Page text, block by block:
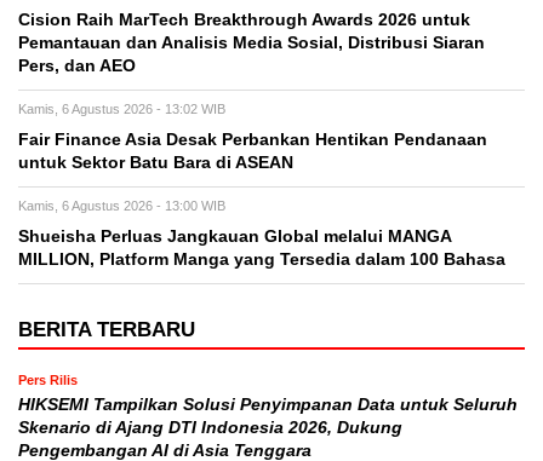
Cision Raih MarTech Breakthrough Awards 2026 untuk
Pemantauan dan Analisis Media Sosial, Distribusi Siaran
Pers, dan AEO
Kamis, 6 Agustus 2026 - 13:02 WIB
Fair Finance Asia Desak Perbankan Hentikan Pendanaan
untuk Sektor Batu Bara di ASEAN
Kamis, 6 Agustus 2026 - 13:00 WIB
Shueisha Perluas Jangkauan Global melalui MANGA
MILLION, Platform Manga yang Tersedia dalam 100 Bahasa
BERITA TERBARU
Pers Rilis
HIKSEMI Tampilkan Solusi Penyimpanan Data untuk Seluruh
Skenario di Ajang DTI Indonesia 2026, Dukung
Pengembangan AI di Asia Tenggara